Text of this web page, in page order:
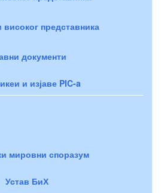
високог представника
документи
и изјаве PIC-a
мировни споразум
Устав БиХ